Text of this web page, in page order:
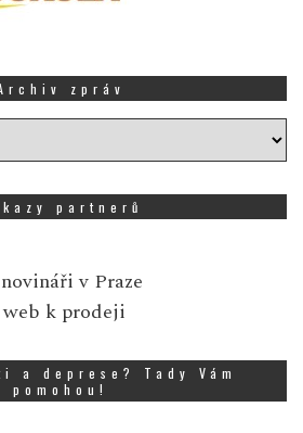
zpráv
partnerů
v Praze
web k prodeji
a deprese? Tady Vám
pomohou!